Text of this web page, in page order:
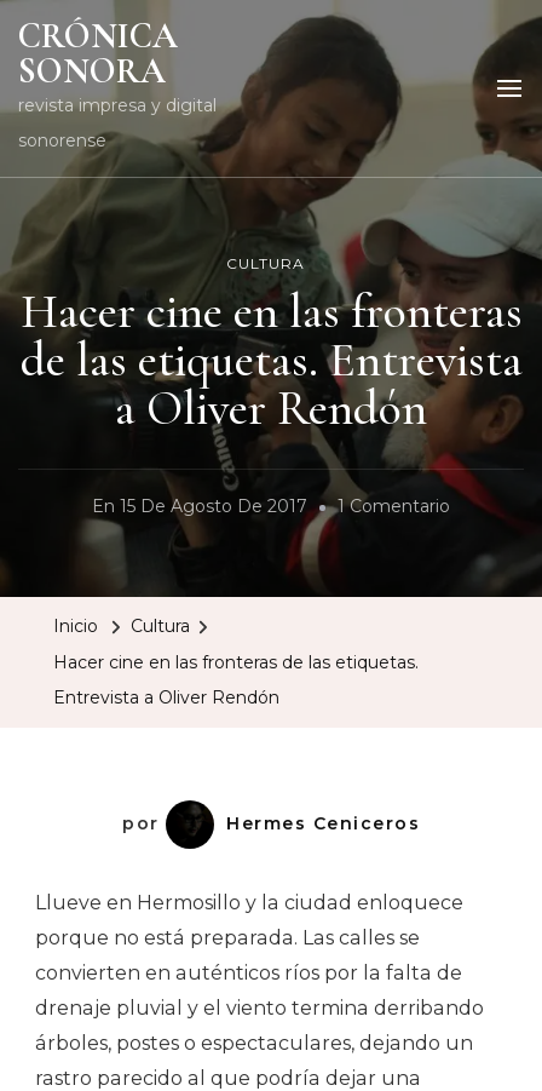
CRÓNICA
SONORA
revista impresa y digital
sonorense
CULTURA
Hacer cine en las fronteras
de las etiquetas. Entrevista
a Oliver Rendón
En 15 De Agosto De 2017 1 Comentario En
Cine
Inicio
Cultura
Hacer cine en las fronteras de las etiquetas.
Entrevista a Oliver Rendón
por Hermes Ceniceros
Llueve en Hermosillo y la ciudad enloquece
porque no está preparada. Las calles se
convierten en auténticos ríos por la falta de
drenaje pluvial y el viento termina derribando
árboles, postes o espectaculares, dejando un
rastro parecido al que podría dejar una